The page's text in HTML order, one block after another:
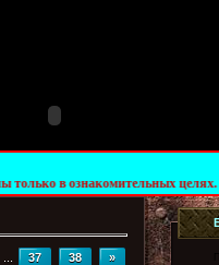
целях. За их качество
37 38 »